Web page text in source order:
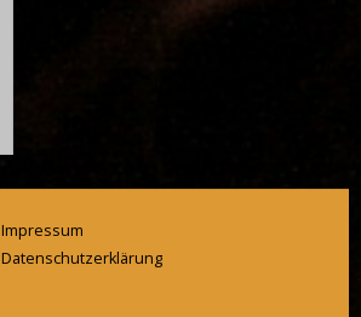
Impressum
Datenschutzerklärung